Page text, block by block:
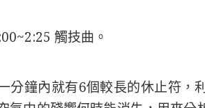
觸技曲。
分鐘內就有6個較長的休止符，